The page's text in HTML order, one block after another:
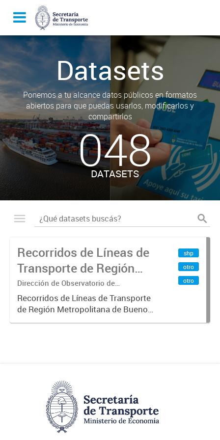
Datasets
Ponemos a tu alcance datos públicos en formatos
abiertos para que puedas usarlos, modificarlos y
compartirlos
048
DATASETS
Recorridos de Líneas de
Transporte de Región
Metropolitana de
Buenos Aires (RMBA)
Dirección de Observatorio de
Transporte, Estudio y Sistemas
Recorridos de Líneas de Transporte
de Región Metropolitana de Buenos
Aires (RMBA).-
shp
otro
otro